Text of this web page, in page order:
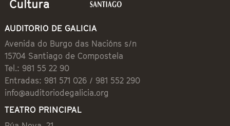
AUDITORIO DE GALICIA
Avenida do Burgo das Nacións s/n
15704 Santiago de Compostela
Tel.: 981 55 22 90
Entradas: 981 571 026 / 981 552 290
info@auditoriodegalicia.org
TEATRO PRINCIPAL